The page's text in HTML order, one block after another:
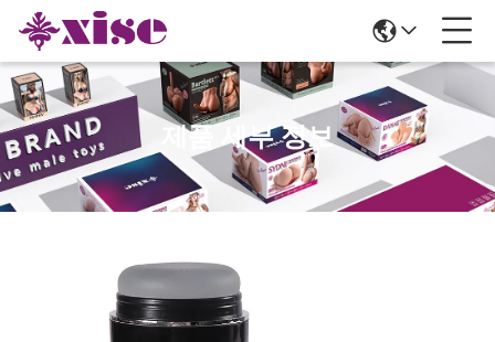
제품 세부 정보